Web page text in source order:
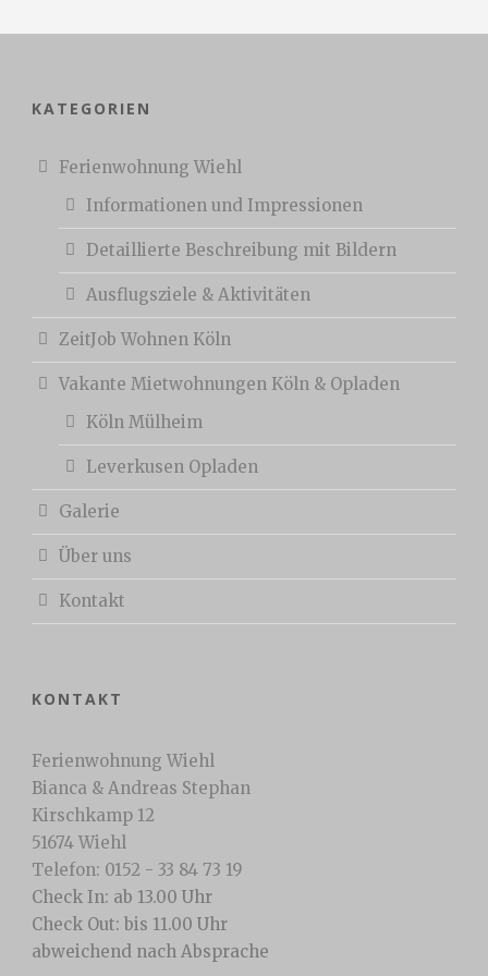
KATEGORIEN
Ferienwohnung Wiehl
Informationen und Impressionen
Detaillierte Beschreibung mit Bildern
Ausflugsziele & Aktivitäten
ZeitJob Wohnen Köln
Vakante Mietwohnungen Köln & Opladen
Köln Mülheim
Leverkusen Opladen
Galerie
Über uns
Kontakt
KONTAKT
Ferienwohnung Wiehl
Bianca & Andreas Stephan
Kirschkamp 12
51674 Wiehl
Telefon: 0152 - 33 84 73 19
Check In: ab 13.00 Uhr
Check Out: bis 11.00 Uhr
abweichend nach Absprache